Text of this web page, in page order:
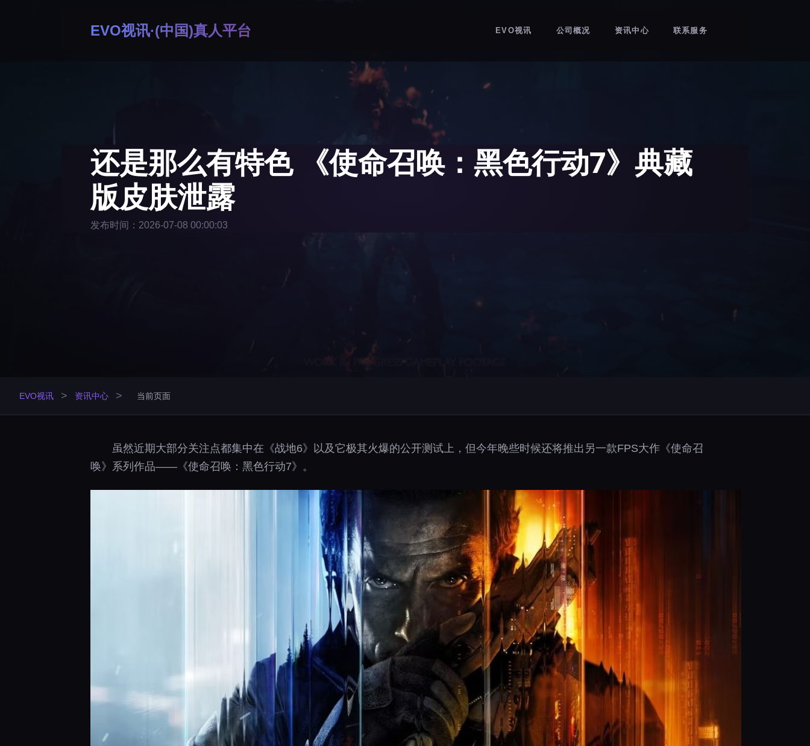
EVO视讯·(中国)真人平台 EVO视讯 公司概况 资讯中心 联系服务
还是那么有特色 《使命召唤：黑色行动7》典藏
版皮肤泄露
发布时间：2026-07-08 00:00:03
EVO视讯 > 资讯中心 > 当前页面
虽然近期大部分关注点都集中在《战地6》以及它极其火爆的公开测试上，但今年晚些时候还将推出另一款FPS大作《使命召
唤》系列作品——《使命召唤：黑色行动7》。